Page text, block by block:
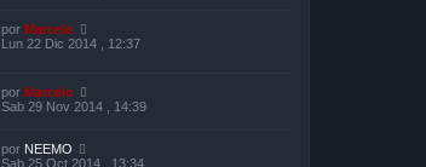
por Marcelo
Lun 22 Dic 2014 , 12:37
por Marcelo
Sab 29 Nov 2014 , 14:39
por NEEMO
Sab 25 Oct 2014 , 13:34